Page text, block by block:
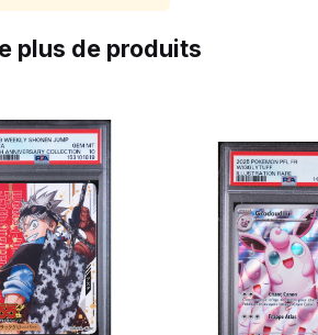
plus de produits